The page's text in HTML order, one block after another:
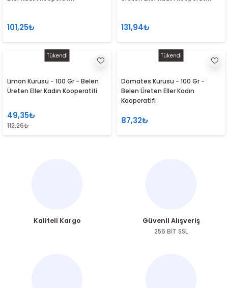
101,25₺ 131,94₺
Tükendi
Limon Kurusu - 100 Gr - Belen
Üreten Eller Kadın Kooperatifi
49,35₺
112,26₺
Tükendi
Domates Kurusu - 100 Gr -
Belen Üreten Eller Kadın
Kooperatifi
87,32₺
Kaliteli Kargo Güvenli Alışveriş
256 BİT SSL